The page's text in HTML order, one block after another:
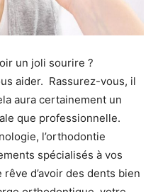
un joli sourire ?
aider. Rassurez-vous, il
aura certainement un
que professionnelle.
l’orthodontie
spécialisés à vos
d’avoir des dents bien